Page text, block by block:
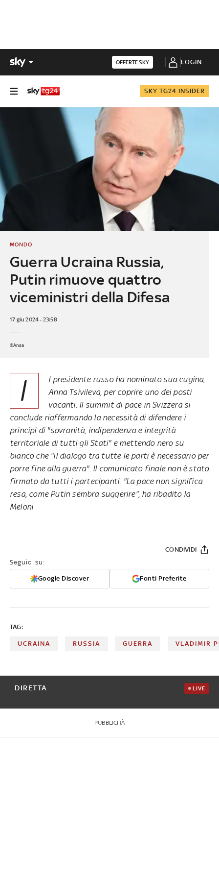
OFFERTE SKY LOGIN
SKY TG24 INSIDER
Guerra Ucraina Russia,
Putin rimuove quattro
viceministri della Difesa
MONDO
17 giu 2024 - 23:58
©Ansa
I
l presidente russo ha nominato sua cugina,
Anna Tsivileva, per coprire uno dei posti
vacanti. Il summit di pace in Svizzera si
conclude riaffermando la necessità di difendere i
principi di "sovranità, indipendenza e integrità
territoriale di tutti gli Stati" e mettendo nero su
bianco che "il dialogo tra tutte le parti è necessario per
porre fine alla guerra". Il comunicato finale non è stato
firmato da tutti i partecipanti. "La pace non significa
resa, come Putin sembra suggerire", ha ribadito la
Meloni
Seguici su:
Google Discover Fonti Preferite
CONDIVIDI
TAG:
UCRAINA RUSSIA GUERRA VLADIMIR
DIRETTA LIVE
PUBBLICITÀ